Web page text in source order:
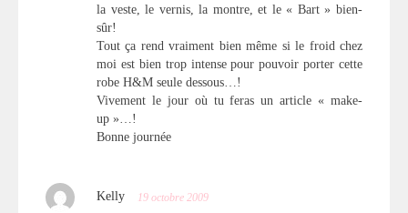
la veste, le vernis, la montre, et le « Bart » bien-
sûr!
Tout ça rend vraiment bien même si le froid chez
moi est bien trop intense pour pouvoir porter cette
robe H&M seule dessous…!
Vivement le jour où tu feras un article « make-
up »…!
Bonne journée
Kelly 19 octobre 2009